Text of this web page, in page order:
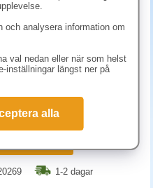
(inkl. moms)
1-2 dagar
och analysera information om
val nedan eller när som helst
inställningar längst ner på
alla